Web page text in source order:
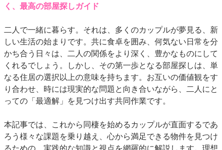
く、最高の部屋探しガイド
二人で一緒に暮らす。それは、多くのカップルが夢見る、新
しい生活の始まりです。共に食卓を囲み、何気ない日常を分
かち合う日々は、二人の関係をより深く、豊かなものにして
くれるでしょう。しかし、その第一歩となる部屋探しは、単
なる住居の選択以上の意味を持ちます。 お互いの価値観をす
り合わせ、時には現実的な問題と向き合いながら、二人にと
っての「最適解」を見つけ出す共同作業です。
本記事では、これから同棲を始めるカップルが直面するであ
ろう様々な課題を乗り越え、心から満足できる物件を見つけ
るための、実践的な知識と視点を網羅的に解説します。理想